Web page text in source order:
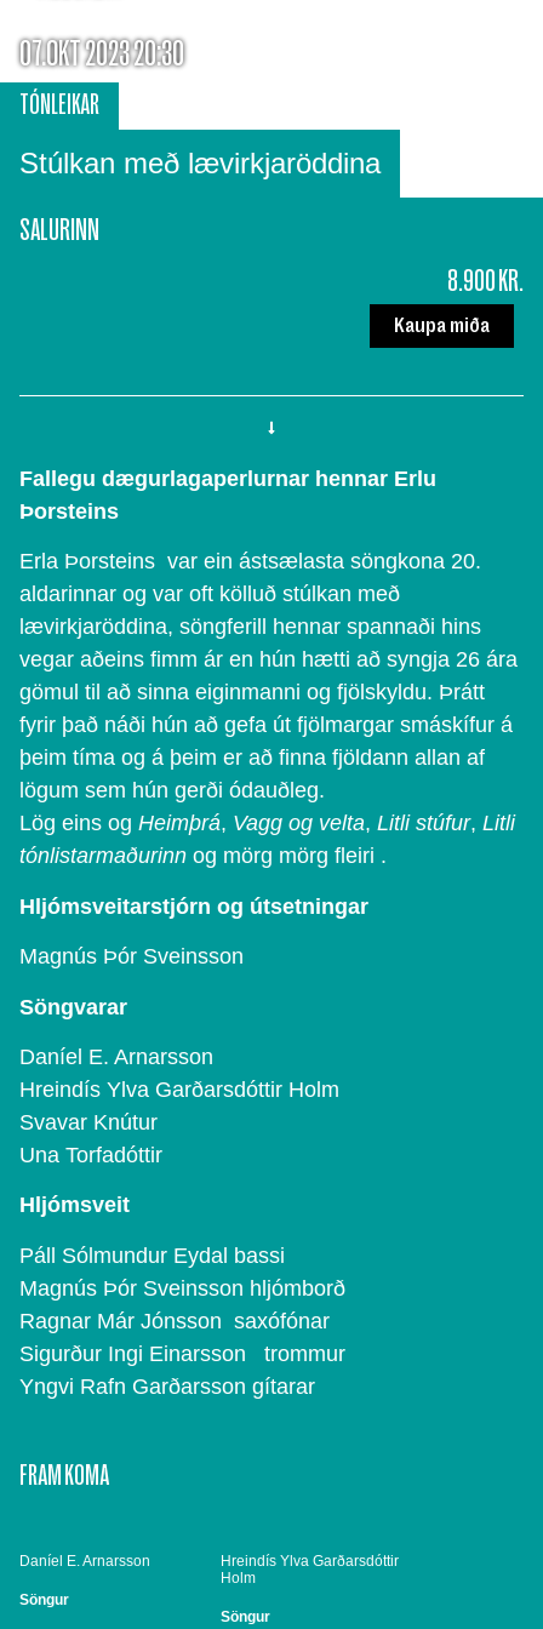
07.OKT 2023 20:30
Stúlkan með lævirkjaröddina
TÓNLEIKAR
SALURINN
8.900 KR.
Kaupa miða
Fallegu dægurlagaperlurnar hennar Erlu
Þorsteins
Erla Þorsteins var ein ástsælasta söngkona 20.
aldarinnar og var oft kölluð stúlkan með
lævirkjaröddina, söngferill hennar spannaði hins
vegar aðeins fimm ár en hún hætti að syngja 26 ára
gömul til að sinna eiginmanni og fjölskyldu. Þrátt
fyrir það náði hún að gefa út fjölmargar smáskífur á
þeim tíma og á þeim er að finna fjöldann allan af
lögum sem hún gerði ódauðleg.
Lög eins og Heimþrá, Vagg og velta, Litli stúfur, Litli
tónlistarmaðurinn og mörg mörg fleiri .
Hljómsveitarstjórn og útsetningar
Magnús Þór Sveinsson
Söngvarar
Daníel E. Arnarsson
Hreindís Ylva Garðarsdóttir Holm
Svavar Knútur
Una Torfadóttir
Hljómsveit
Páll Sólmundur Eydal bassi
Magnús Þór Sveinsson hljómborð
Ragnar Már Jónsson saxófónar
Sigurður Ingi Einarsson trommur
Yngvi Rafn Garðarsson gítarar
FRAM KOMA
Daníel E. Arnarsson
Söngur
Hreindís Ylva Garðarsdóttir
Holm
Söngur